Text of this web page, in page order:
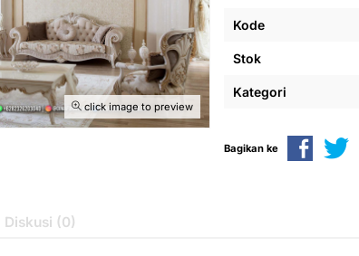
click image to preview
Kode
Stok
Kategori
Bagikan ke
Diskusi (0)